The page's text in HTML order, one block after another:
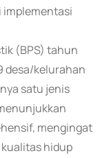
implementasi
(BPS) tahun
desa/kelurahan
satu jenis
mengingat
hidup